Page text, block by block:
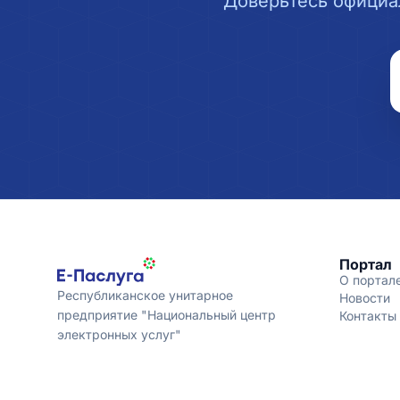
Республиканское унитарное
предприятие "Национальный центр
электронных услуг"
Портал
О
Новости
Контакты